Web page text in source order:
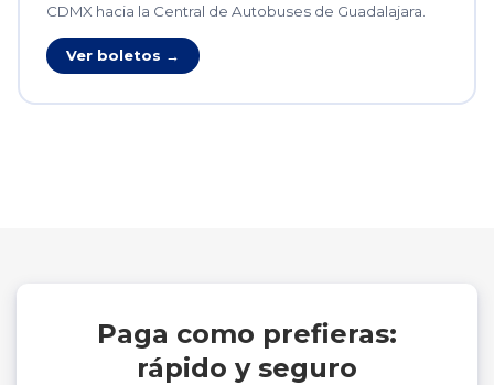
CDMX hacia la Central de Autobuses de Guadalajara.
Ver boletos →
Paga como prefieras:
rápido y seguro